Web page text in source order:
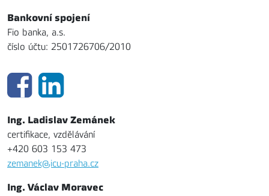
Bankovní spojení
Fio banka, a.s.
číslo účtu: 2501726706/2010
Ing. Ladislav Zemánek
certifikace, vzdělávání
+420 603 153 473
zemanek@icu-praha.cz
Ing. Václav Moravec